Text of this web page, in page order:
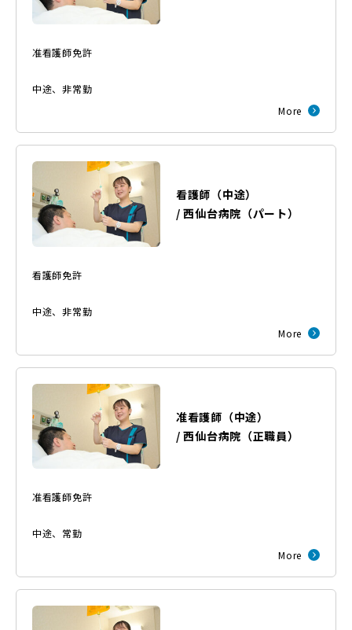
准看護師免許
中途、非常勤
More
看護師（中途）
/西仙台病院 （パート）
看護師免許
中途、非常勤
More
准看護師（中途）
/西仙台病院 （正職員）
准看護師免許
中途、 常勤
More